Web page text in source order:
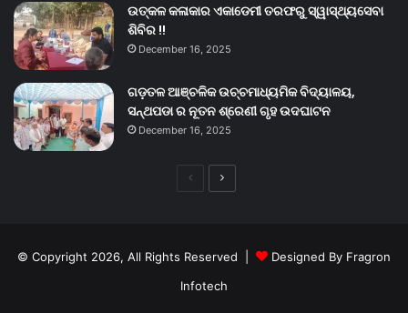
ଉତ୍କଳ କଳାକାର ଏକାଡେମୀ ତରଫରୁ ସ୍ୱାସ୍ଥ୍ୟସେବା
ଶିବିର !!
December 16, 2025
ଗଡ଼ତଳ ଆଞ୍ଚଳିକ ଉଚ୍ଚମାଧ୍ୟମିକ ବିଦ୍ୟାଳୟ,
ସନ୍ଥପଡା ର ନୂତନ ଶ୍ରେଣୀ ଗୃହ ଉଦଘାଟନ
December 16, 2025
PreviousNext
© Copyright 2026, All Rights Reserved |
Designed By Fragron
Infotech